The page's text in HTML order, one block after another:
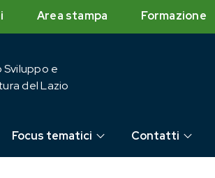
Area stampa Formazione
e
del Lazio
Focus tematici Contatti